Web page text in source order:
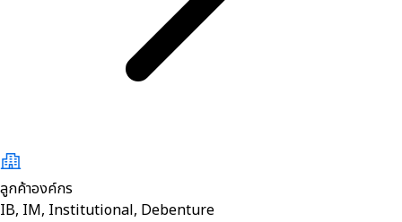
ลูกค้าองค์กร
IB, IM, Institutional, Debenture